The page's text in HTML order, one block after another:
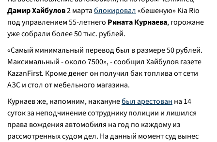
Дамир Хайбулов2 мартаблокировал«бешеную» Kia Rio
под управлением 55-летнего Рината Курнаева, горожане
уже собрали более 50 тыс. рублей.
«Самый минимальный перевод был в размере 50 рублей.
Максимальный - около 7500», - сообщил Хайбулов газете
KazanFirst. Кроме денег он получил бак топлива от сети
АЗС и стол от мебельного магазина.
Курнаев же, напомним, наканунебыл арестован на 14
суток за неподчинение сотруднику полиции и лишился
права вождения автомобиля на год по каждому из
рассмотренных судом дел. На данный момент суд вынес